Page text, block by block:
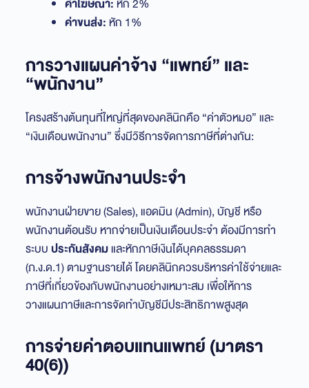
ค่าขนส่ง: หัก 1%
การวางแผนค่าจ้าง “แพทย์” และ
“พนักงาน”
โครงสร้างต้นทุนที่ใหญ่ที่สุดของคลินิกคือ “ค่าตัวหมอ” และ
“เงินเดือนพนักงาน” ซึ่งมีวิธีการจัดการภาษีที่ต่างกัน:
การจ้างพนักงานประจำ
พนักงานฝ่ายขาย (Sales), แอดมิน (Admin), บัญชี หรือ
พนักงานต้อนรับ หากจ่ายเป็นเงินเดือนประจำ ต้องมีการทำ
ระบบประกันสังคมและหักภาษีเงินได้บุคคลธรรมดา
(ภ.ง.ด.1) ตามฐานรายได้ โดยคลินิกควรบริหารค่าใช้จ่ายและ
ภาษีที่เกี่ยวข้องกับพนักงานอย่างเหมาะสม เพื่อให้การ
วางแผนภาษีและการจัดทำบัญชีมีประสิทธิภาพสูงสุด
การจ่ายค่าตอบแทนแพทย์ (มาตรา
40(6))